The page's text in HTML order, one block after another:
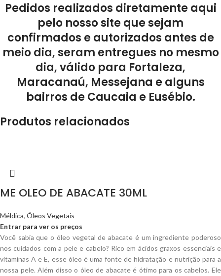
Pedidos realizados diretamente aqui
pelo nosso site que sejam
confirmados e autorizados antes de
meio dia, seram entregues no mesmo
dia, válido para Fortaleza,
Maracanaú, Messejana e alguns
bairros de Caucaia e Eusébio.
Produtos relacionados
ME OLEO DE ABACATE 30ML
Méldica, Óleos Vegetais
Entrar para ver os preços
Você sabia que o óleo vegetal de abacate é um ingrediente poderoso
nos cuidados com a pele e cabelo? Rico em ácidos graxos essenciais e
vitaminas A e E, esse óleo é uma fonte de hidratação e nutrição para a
nossa pele. Além disso o óleo de abacate é ótimo para os cabelos. Ele